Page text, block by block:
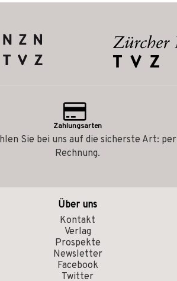
Zahlungsarten
Sie bei uns auf die sicherste Art: per
Rechnung.
Über uns
Kontakt
Verlag
Prospekte
Newsletter
Facebook
Twitter